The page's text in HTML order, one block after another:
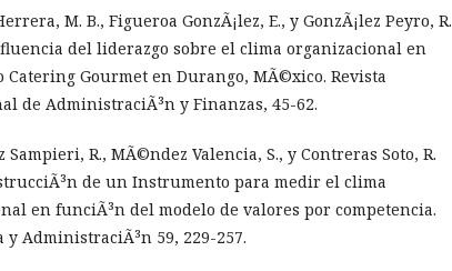
M. B., Figueroa GonzÃ¡lez, E., y GonzÃ¡lez Peyro, R.
del liderazgo sobre el clima organizacional en
Catering Gourmet en Durango, MÃ©xico. Revista
de AdministraciÃ³n y Finanzas, 45-62.
Sampieri, R., MÃ©ndez Valencia, S., y Contreras Soto, R.
de un Instrumento para medir el clima
en funciÃ³n del modelo de valores por competencia.
y AdministraciÃ³n 59, 229-257.